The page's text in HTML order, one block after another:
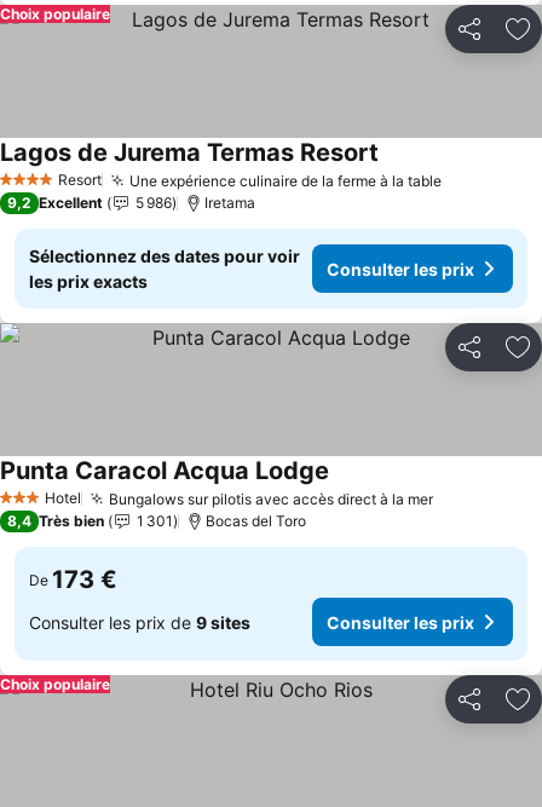
Partager
Choix populaire
4 Étoiles Resort Une expérience culinaire de la ferme à la table
Lagos de Jurema Termas Resort
9,2 Excellent 5 986 Iretama
Sélectionnez des dates pour voir
les prix exacts
Consulter les prix
Partager
3 ÉtoilesHotel Bungalows sur pilotis avec accès direct à la mer
Punta Caracol Acqua Lodge
8,4 Très bien 1 301 Bocas del Toro
De 173 €
Consulter les prix de 9 sites Consulter les prix
Partager
Choix populaire